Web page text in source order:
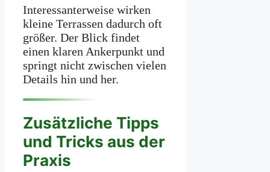
Interessanterweise wirken
kleine Terrassen dadurch oft
größer. Der Blick findet
einen klaren Ankerpunkt und
springt nicht zwischen vielen
Details hin und her.
Zusätzliche Tipps
und Tricks aus der
Praxis